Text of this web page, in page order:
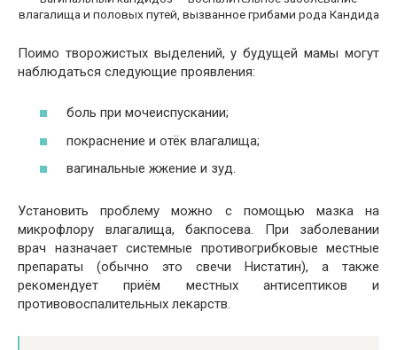
влагалища и половых путей, вызванное грибами рода Кандида
Поимо творожистых выделений, у будущей мамы могут
наблюдаться следующие проявления:
боль при мочеиспускании;
покраснение и отёк влагалища;
вагинальные жжение и зуд.
Установить проблему можно с помощью мазка на
микрофлору влагалища, бакпосева. При заболевании
врач назначает системные противогрибковые местные
препараты (обычно это свечи Нистатин), а также
рекомендует приём местных антисептиков и
противовоспалительных лекарств.